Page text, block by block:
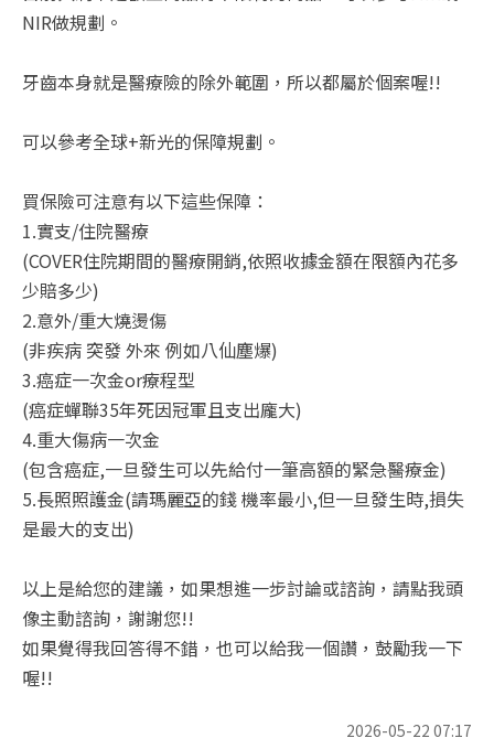
NIR做規劃。
牙齒本身就是醫療險的除外範圍，所以都屬於個案喔!!
可以參考全球+新光的保障規劃。
買保險可注意有以下這些保障：
1.實支/住院醫療
(COVER住院期間的醫療開銷,依照收據金額在限額內花多
少賠多少)
2.意外/重大燒燙傷
(非疾病 突發 外來 例如八仙塵爆)
3.癌症一次金or療程型
(癌症蟬聯35年死因冠軍且支出龐大)
4.重大傷病一次金
(包含癌症,一旦發生可以先給付一筆高額的緊急醫療金)
5.長照照護金(請瑪麗亞的錢 機率最小,但一旦發生時,損失
是最大的支出)
以上是給您的建議，如果想進一步討論或諮詢，請點我頭
像主動諮詢，謝謝您!!
如果覺得我回答得不錯，也可以給我一個讚，鼓勵我一下
喔!!
2026-05-22 07:17